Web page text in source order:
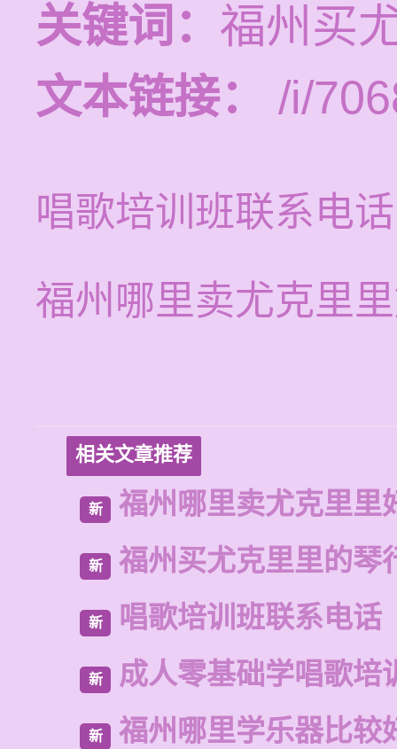
关键词： 福州买
文本链接：
/i/
唱歌培训班联系电话
福州哪里卖尤克里
相关文章推荐
新 福州哪里卖尤克里里
新 福州买尤克里里的琴
新 唱歌培训班联系电话
新 成人零基础学唱歌培
新 福州哪里学乐器比较